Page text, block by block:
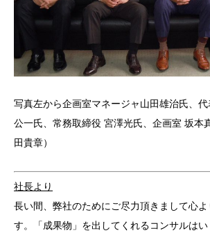
写真左から企画室マネージャ山田雄治氏、代
公一氏、常務取締役 宮澤光氏、企画室 坂本
田貴章）
社長より
長い間、弊社のためにご尽力頂きまして心よ
す。「成果物」を出してくれるコンサルは